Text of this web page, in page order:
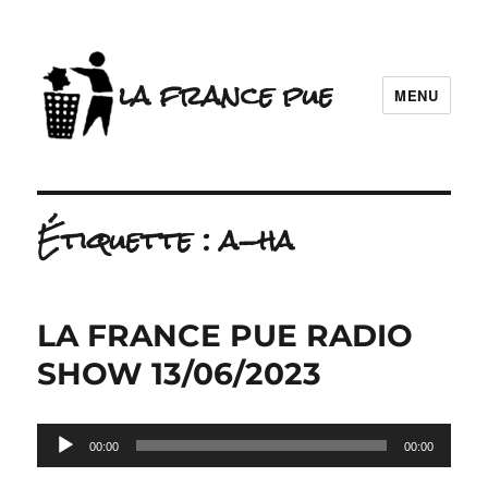
la france pue MENU
Étiquette :a-ha
LA FRANCE PUE RADIO
SHOW 13/06/2023
Lecteur
audio
00:00 00:00